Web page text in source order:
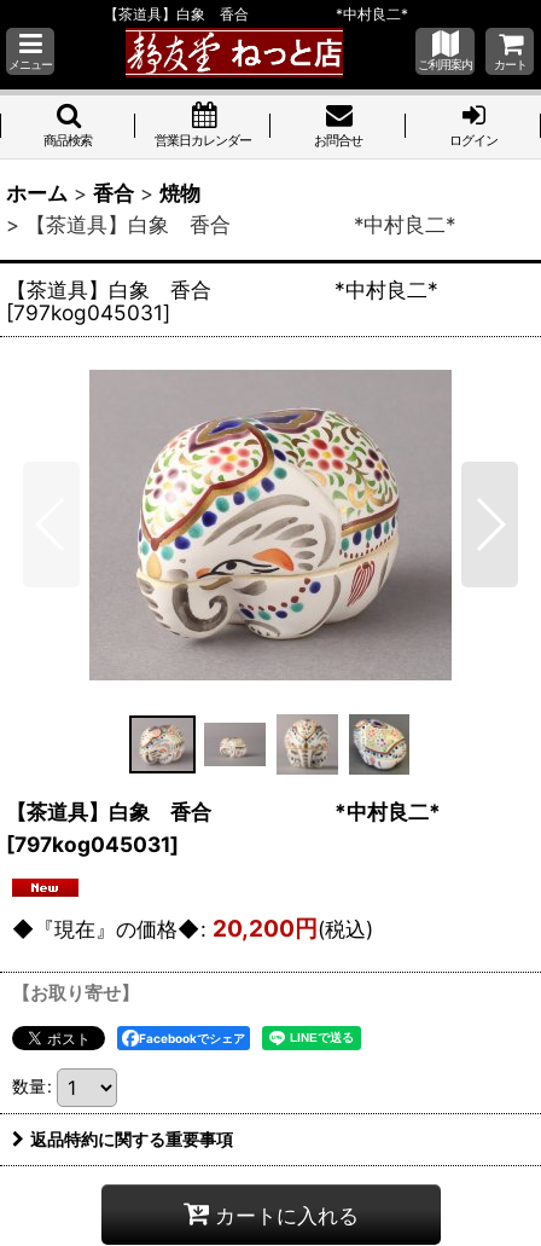
【茶道具】白象 香合 *中村良二*
メニュー ご利用案内 カート
商品検索 営業日カレンダー お問合せ ログイン
ホーム > 香合 > 焼物
>
【茶道具】白象 香合 *中村良二*
【茶道具】白象 香合 *中村良二*
[797kog045031]
【茶道具】白象 香合 *中村良二*
[797kog045031]
◆『現在』の価格◆: 20,200 円(税込)
【お取り寄せ】
Facebookでシェア
数量:
返品特約に関する重要事項
カートに入れる